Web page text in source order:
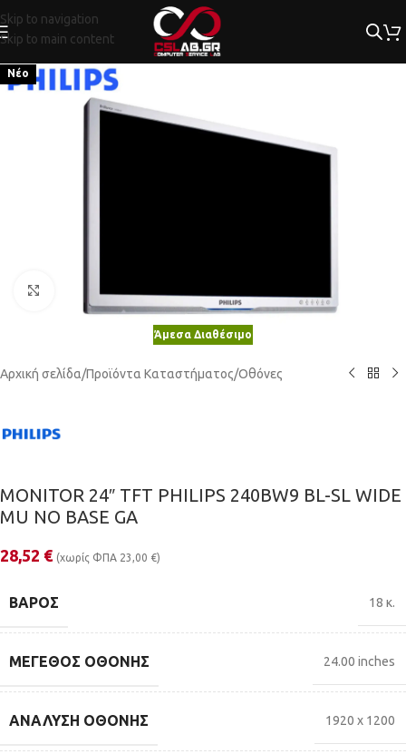
Skip to navigation
Skip to main content
Νέο
Άμεσα Διαθέσιμο
Αρχική σελίδα/Προϊόντα Καταστήματος/Οθόνες
MONITOR 24″ TFT PHILIPS 240BW9 BL-SL WIDE
MU NO BASE GA
28,52 € (χωρίς ΦΠΑ 23,00 €)
ΒΆΡΟΣ 18 κ.
ΜΈΓΕΘΟΣ ΟΘΌΝΗΣ 24.00 inches
ΑΝΆΛΥΣΗ ΟΘΌΝΗΣ 1920 x 1200